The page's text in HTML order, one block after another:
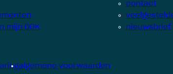
mijn DOK
contact
nieuwsbrief
algemene voorwaarden